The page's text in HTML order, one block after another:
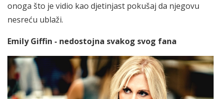
onoga što je vidio kao djetinjast pokušaj da njegovu
nesreću ublaži.
Emily Giffin - nedostojna svakog svog fana